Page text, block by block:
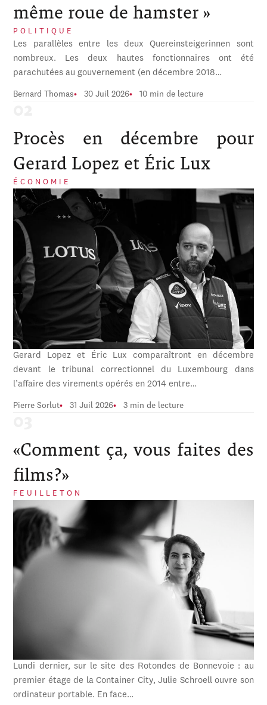
même roue de hamster »
POLITIQUE
Les parallèles entre les deux Quereinsteigerinnen sont
nombreux. Les deux hautes fonctionnaires ont été
parachutées au gouvernement (en décembre 2018…
Bernard Thomas 30 Juil 2026 10 min de lecture
Procès en décembre pour
Gerard Lopez et Éric Lux
ÉCONOMIE
Gerard Lopez et Éric Lux comparaîtront en décembre
devant le tribunal correctionnel du Luxembourg dans
l’affaire des virements opérés en 2014 entre…
Pierre Sorlut 31 Juil 2026 3 min de lecture
«Comment ça, vous faites des
films?»
FEUILLETON
Lundi dernier, sur le site des Rotondes de Bonnevoie : au
premier étage de la Container City, Julie Schroell ouvre son
ordinateur portable. En face…